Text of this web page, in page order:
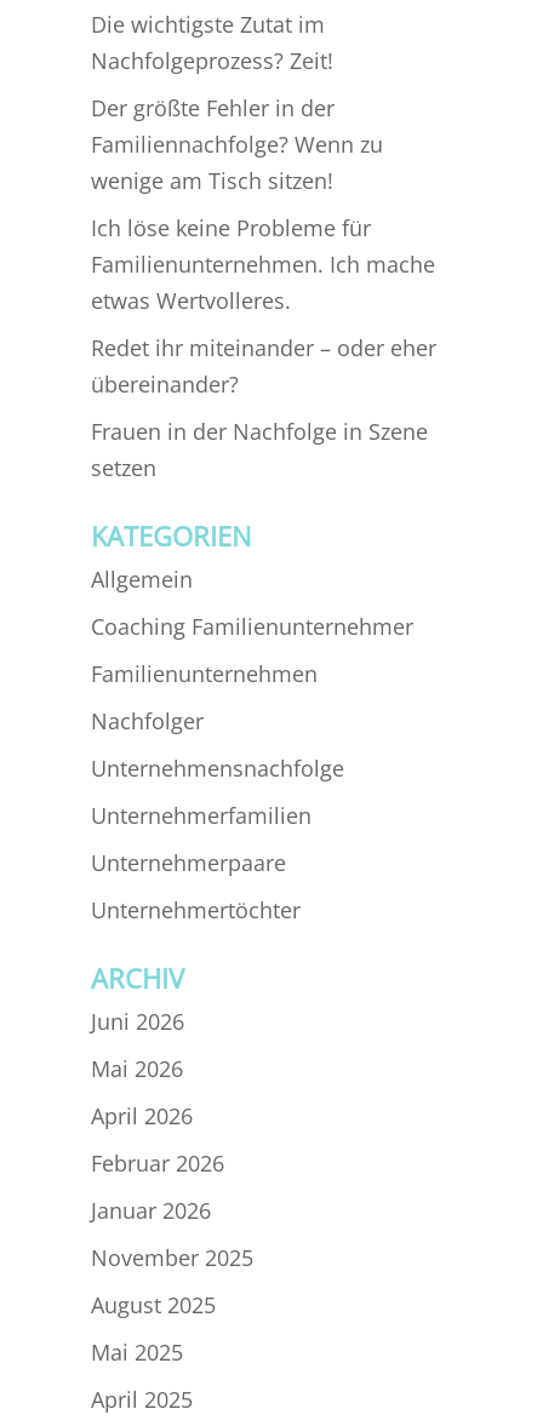
Die wichtigste Zutat im
Nachfolgeprozess? Zeit!
Der größte Fehler in der
Familiennachfolge? Wenn zu
wenige am Tisch sitzen!
Ich löse keine Probleme für
Familienunternehmen. Ich mache
etwas Wertvolleres.
Redet ihr miteinander – oder eher
übereinander?
Frauen in der Nachfolge in Szene
setzen
KATEGORIEN
Allgemein
Coaching Familienunternehmer
Familienunternehmen
Nachfolger
Unternehmensnachfolge
Unternehmerfamilien
Unternehmerpaare
Unternehmertöchter
ARCHIV
Juni 2026
Mai 2026
April 2026
Februar 2026
Januar 2026
November 2025
August 2025
Mai 2025
April 2025